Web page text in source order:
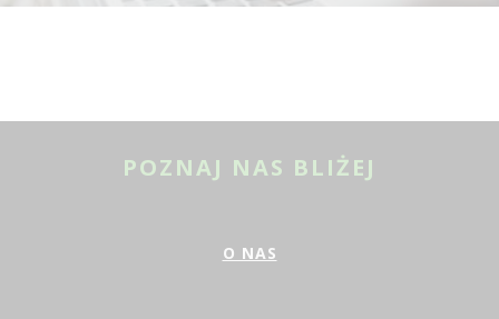
POZNAJ NAS BLIŻEJ
O NAS